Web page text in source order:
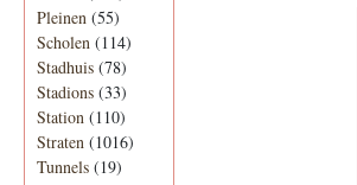
Pleinen (55)
Scholen (114)
Stadhuis (78)
Stadions (33)
Station (110)
Straten (1016)
Tunnels (19)